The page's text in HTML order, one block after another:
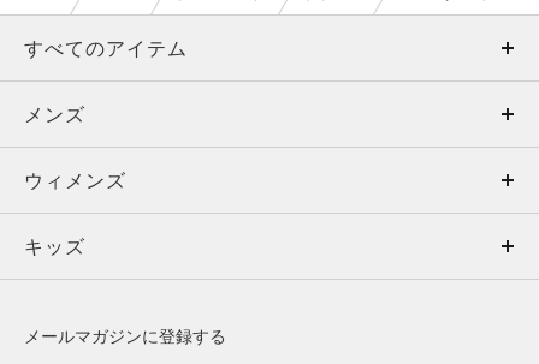
すべてのアイテム
メンズ
ウィメンズ
キッズ
メンズ
トップス
ボトムス
ウィメンズ
トップス
キッズ
メールマガジンに登録する